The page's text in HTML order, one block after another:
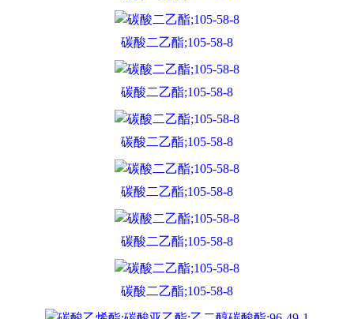
碳酸二乙酯;105-58-8
碳酸二乙酯;105-58-8
碳酸二乙酯;105-58-8
碳酸二乙酯;105-58-8
碳酸二乙酯;105-58-8
碳酸二乙酯;105-58-8